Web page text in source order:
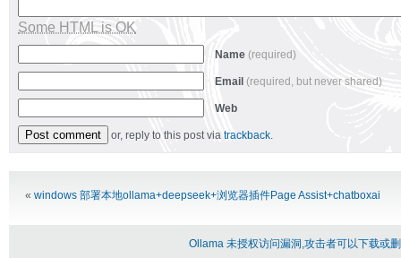
Some HTML is OK
Name (required)
Email (required, but never shared)
Web
or, reply to this post via trackback.
« windows 部署本地ollama+deepseek+浏览器插件Page Assist+chatboxai
Ollama 未授权访问漏洞,攻击者可以下载或